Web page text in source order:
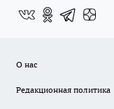
О нас
Редакционная политика